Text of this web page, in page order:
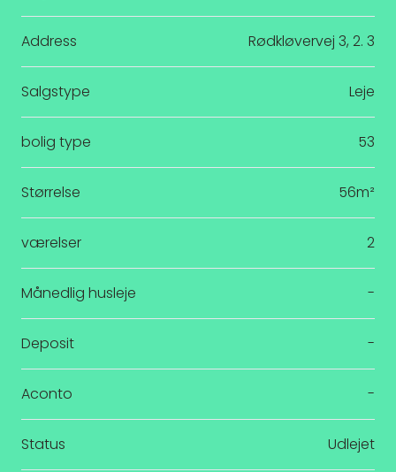
Address Rødkløvervej 3, 2. 3
Salgstype Leje
bolig type 53
Størrelse 56m²
værelser 2
Månedlig husleje -
Deposit -
Aconto -
Status Udlejet